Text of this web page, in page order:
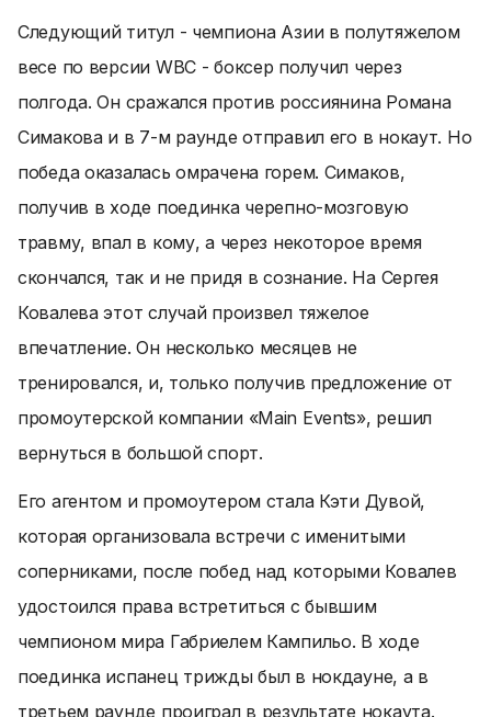
Следующий титул - чемпиона Азии в полутяжелом
весе по версии WBC - боксер получил через
полгода. Он сражался против россиянина Романа
Симакова и в 7-м раунде отправил его в нокаут. Но
победа оказалась омрачена горем. Симаков,
получив в ходе поединка черепно-мозговую
травму, впал в кому, а через некоторое время
скончался, так и не придя в сознание. На Сергея
Ковалева этот случай произвел тяжелое
впечатление. Он несколько месяцев не
тренировался, и, только получив предложение от
промоутерской компании «Main Events», решил
вернуться в большой спорт.
Его агентом и промоутером стала Кэти Дувой,
которая организовала встречи с именитыми
соперниками, после побед над которыми Ковалев
удостоился права встретиться с бывшим
чемпионом мира Габриелем Кампильо. В ходе
поединка испанец трижды был в нокдауне, а в
третьем раунде проиграл в результате нокаута.